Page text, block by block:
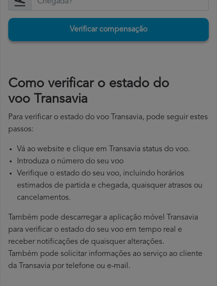
Verificar compensação
​Como verificar o estado do
voo Transavia
Para verificar o estado do voo Transavia, pode seguir estes
passos:
Vá ao website e clique em Transavia status do voo.
Introduza o número do seu voo
Verifique o estado do seu voo, incluindo horários
estimados de partida e chegada, quaisquer atrasos ou
cancelamentos.
Também pode descarregar a aplicação móvel Transavia
para verificar o estado do seu voo em tempo real e
receber notificações de quaisquer alterações.
Também pode solicitar informações ao serviço ao cliente
da Transavia por telefone ou e-mail.